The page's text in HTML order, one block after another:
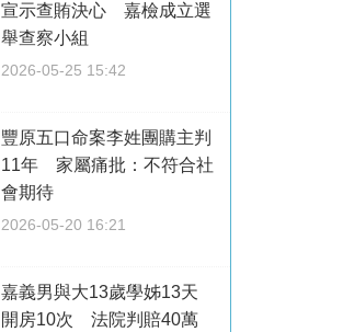
宣示查賄決心 嘉檢成立選
舉查察小組
2026-05-25 15:42
豐原五口命案李姓團購主判
11年 家屬痛批：不符合社
會期待
2026-05-20 16:21
嘉義男與大13歲學姊13天
開房10次 法院判賠40萬